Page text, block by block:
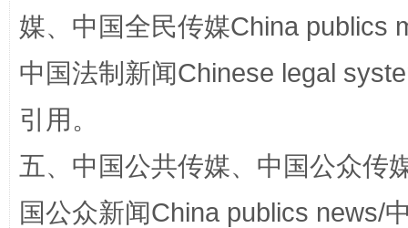
媒、中国全民传媒China publics
中国法制新闻Chinese legal
引用。
五、中国公共传媒、中国公众传
国公众新闻China publics news/